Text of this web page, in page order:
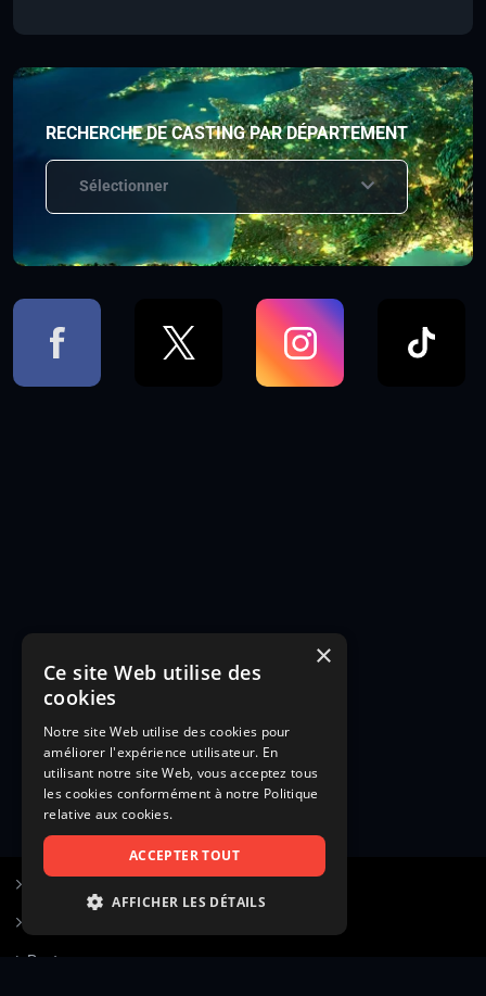
RECHERCHE DE CASTING PAR DÉPARTEMENT
Sélectionner
Poster une annonce
×
Ce site Web utilise des
cookies
Notre site Web utilise des cookies pour
améliorer l'expérience utilisateur. En
utilisant notre site Web, vous acceptez tous
les cookies conformément à notre Politique
relative aux cookies.
ACCEPTER TOUT
AFFICHER LES DÉTAILS